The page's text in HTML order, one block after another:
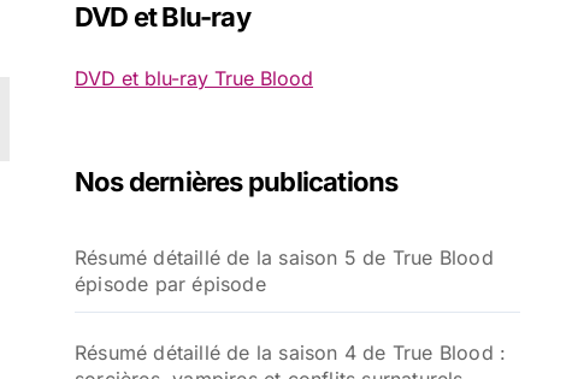
DVD et Blu-ray
DVD et blu-ray True Blood
Nos dernières publications
Résumé détaillé de la saison 5 de True Blood
épisode par épisode
Résumé détaillé de la saison 4 de True Blood :